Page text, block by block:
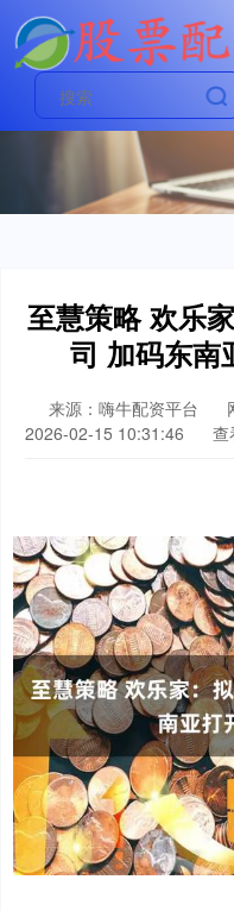
至慧策略 欢乐
司 加码东南
来源：嗨牛配资平台
2026-02-15 10:31:46
查